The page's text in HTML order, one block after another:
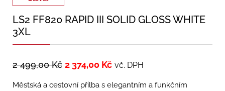
LS2 FF820 RAPID III SOLID GLOSS WHITE
3XL
2 499,00Kč 2 374,00 Kč vč. DPH
Městská a cestovní přilba s elegantním a funkčním